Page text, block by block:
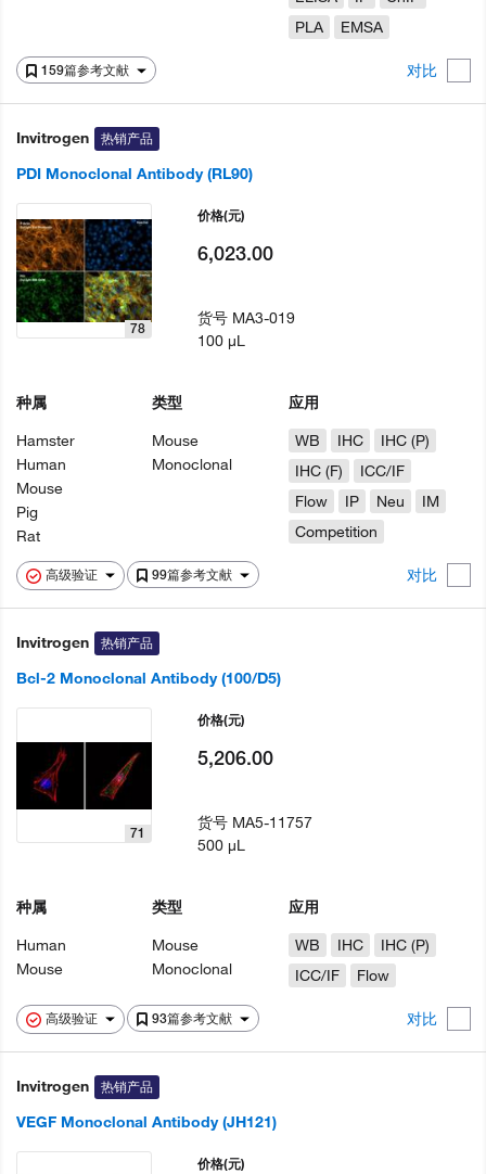
159篇参考文献 对比
PLA
EMSA
Invitrogen 热销产品
PDI Monoclonal Antibody (RL90)
高级验证 99篇参考文献 对比
78
种属
Hamster
Human
Mouse
Pig
Rat
类型
Mouse
Monoclonal
应用
WB
IHC
IHC (P)
IHC (F)
ICC/IF
Flow
IP Neu
IM
Competition
价格(元)
6,023.00
货号 MA3-019
100 µL
Invitrogen 热销产品
Bcl-2 Monoclonal Antibody (100/D5)
高级验证 93篇参考文献 对比
71
种属
Human
Mouse
类型
Mouse
Monoclonal
应用
WB
IHC
IHC (P)
ICC/IF
Flow
价格(元)
5,206.00
货号 MA5-11757
500 µL
Invitrogen 热销产品
VEGF Monoclonal Antibody (JH121)
价格(元)